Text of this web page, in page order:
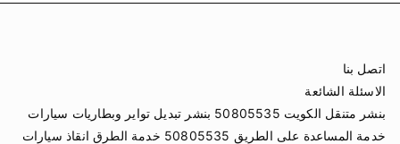
اتصل بنا
الاسئلة الشائعة
بنشر متنقل الكويت 50805535 بنشر تبديل تواير وبطاريات سيارات
خدمة المساعدة على الطريق 50805535 خدمة الطرق انقاذ سيارات